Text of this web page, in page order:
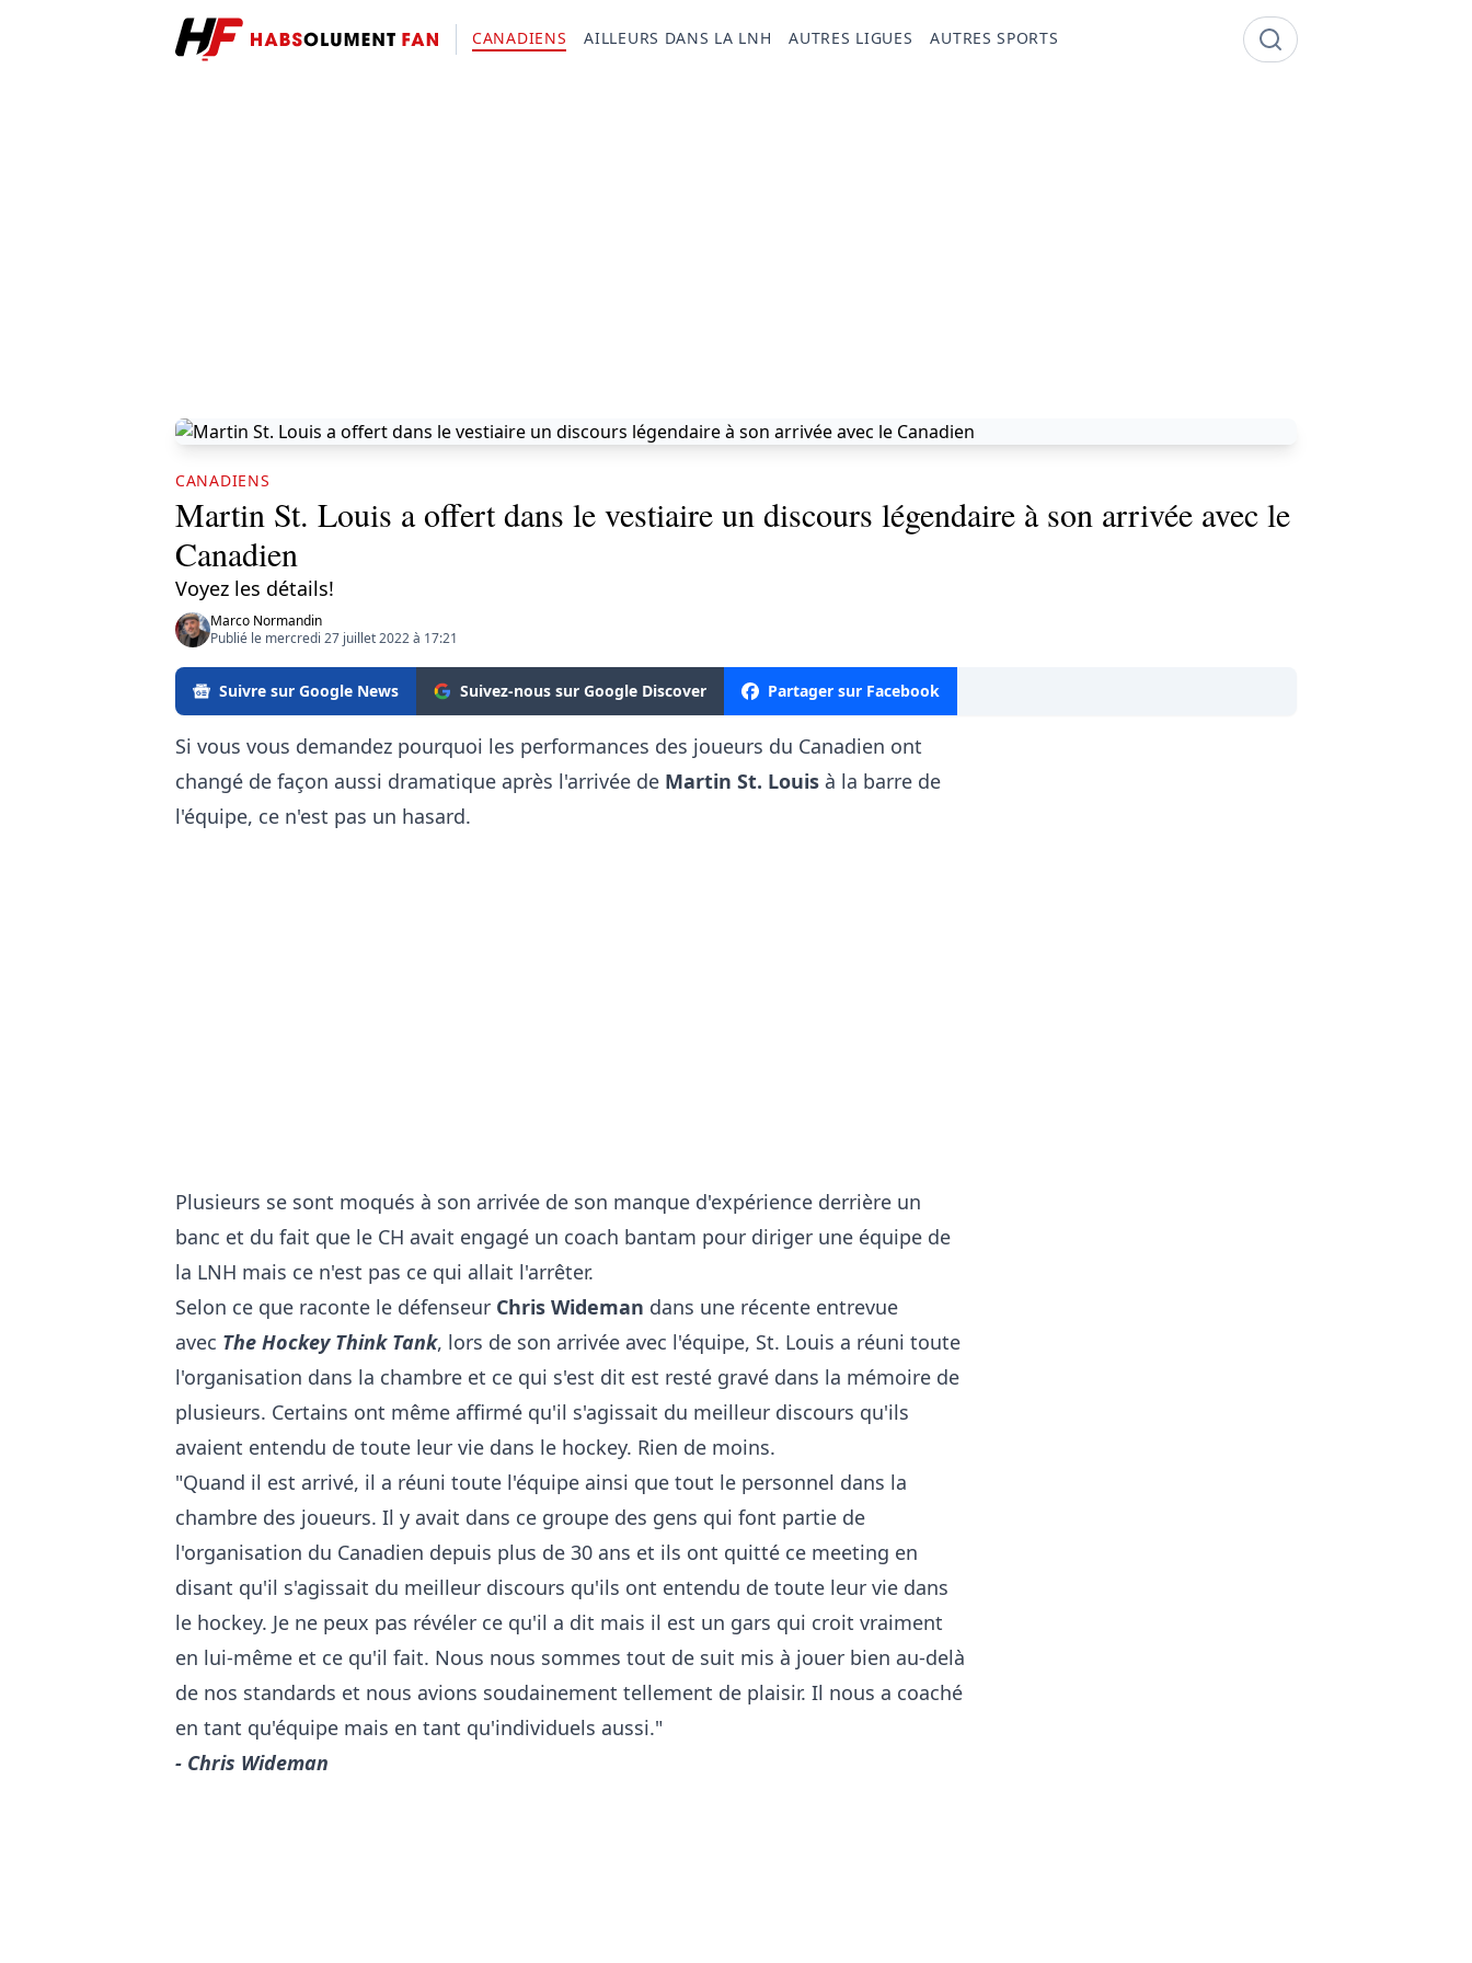
CANADIENS AILLEURS DANS LA LNH AUTRES LIGUES AUTRES SPORTS
CANADIENS
Martin St. Louis a offert dans le vestiaire un discours légendaire à son arrivée avec le
Canadien
Voyez les détails!
Marco Normandin
Publié le mercredi 27 juillet 2022 à 17:21
Suivre sur Google News Suivez-nous sur Google Discover Partager sur Facebook
Si vous vous demandez pourquoi les performances des joueurs du Canadien ont
changé de façon aussi dramatique après l'arrivée de Martin St. Louis à la barre de
l'équipe, ce n'est pas un hasard.
Plusieurs se sont moqués à son arrivée de son manque d'expérience derrière un
banc et du fait que le CH avait engagé un coach bantam pour diriger une équipe de
la LNH mais ce n'est pas ce qui allait l'arrêter.
Selon ce que raconte le défenseur Chris Wideman dans une récente entrevue
avec The Hockey Think Tank, lors de son arrivée avec l'équipe, St. Louis a réuni toute
l'organisation dans la chambre et ce qui s'est dit est resté gravé dans la mémoire de
plusieurs. Certains ont même affirmé qu'il s'agissait du meilleur discours qu'ils
avaient entendu de toute leur vie dans le hockey. Rien de moins.
"Quand il est arrivé, il a réuni toute l'équipe ainsi que tout le personnel dans la
chambre des joueurs. Il y avait dans ce groupe des gens qui font partie de
l'organisation du Canadien depuis plus de 30 ans et ils ont quitté ce meeting en
disant qu'il s'agissait du meilleur discours qu'ils ont entendu de toute leur vie dans
le hockey. Je ne peux pas révéler ce qu'il a dit mais il est un gars qui croit vraiment
en lui-même et ce qu'il fait. Nous nous sommes tout de suit mis à jouer bien au-delà
de nos standards et nous avions soudainement tellement de plaisir. Il nous a coaché
en tant qu'équipe mais en tant qu'individuels aussi."
- Chris Wideman